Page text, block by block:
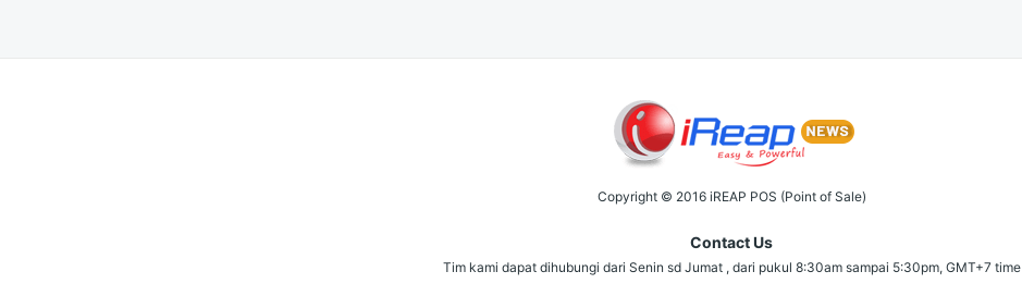
Copyright © 2016 iREAP POS (Point of Sale)
Contact Us
Tim kami dapat dihubungi dari Senin sd Jumat , dari pukul 8:30am sampai 5:30pm, GMT+7 time